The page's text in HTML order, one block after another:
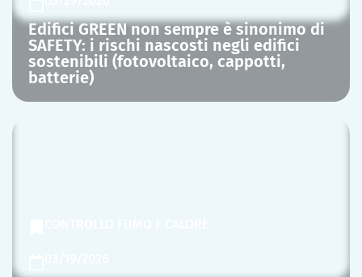
Edifici GREEN non sempre è sinonimo di
SAFETY: i rischi nascosti negli edifici
sostenibili (fotovoltaico, cappotti,
batterie)